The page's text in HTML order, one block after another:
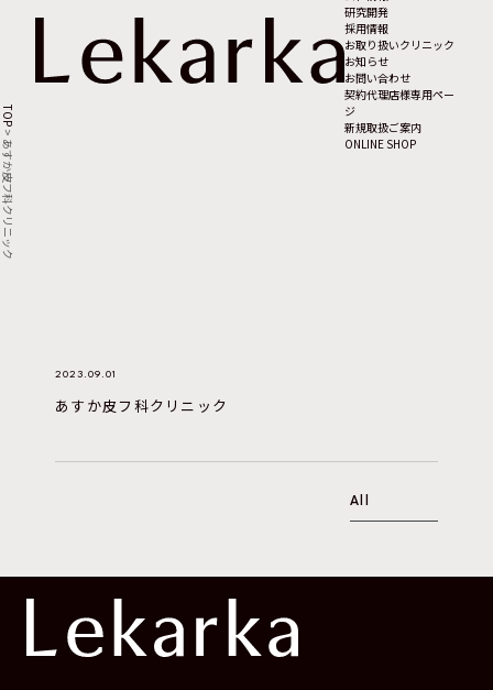
研究開発
採用情報
お取り扱いクリニック
お知らせ
お問い合わせ
契約代理店様専用ペー
ジ
新規取扱ご案内
ONLINE SHOP
TOP
>
あすか皮フ科クリニック
2023.09.01
あすか皮フ科クリニック
All